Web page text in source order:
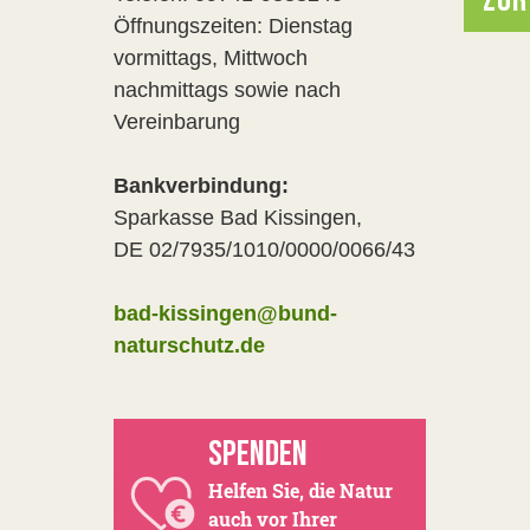
Öffnungszeiten: Dienstag
vormittags, Mittwoch
nachmittags sowie nach
Vereinbarung
Bankverbindung:
Sparkasse Bad Kissingen,
DE 02/7935/1010/0000/0066/43
bad-kissingen@bund-
naturschutz.de
SPENDEN
Helfen Sie, die Natur
auch vor Ihrer